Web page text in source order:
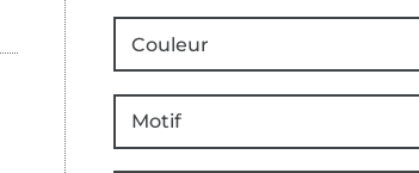
Couleur
Motif